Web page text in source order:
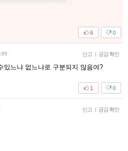
0
6
신고 | 공감 확인
있느냐 없느냐로 구분되지 않음여?
0
1
신고 | 공감 확인